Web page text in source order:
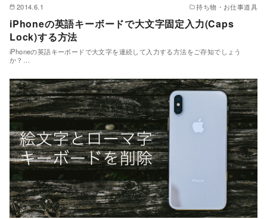
2014.6.1 持ち物・お仕事道具
iPhoneの英語キーボードで大文字固定入力(Caps
Lock)する方法
iPhoneの英語キーボードで大文字を連続して入力する方法をご存知でしょう
か？…